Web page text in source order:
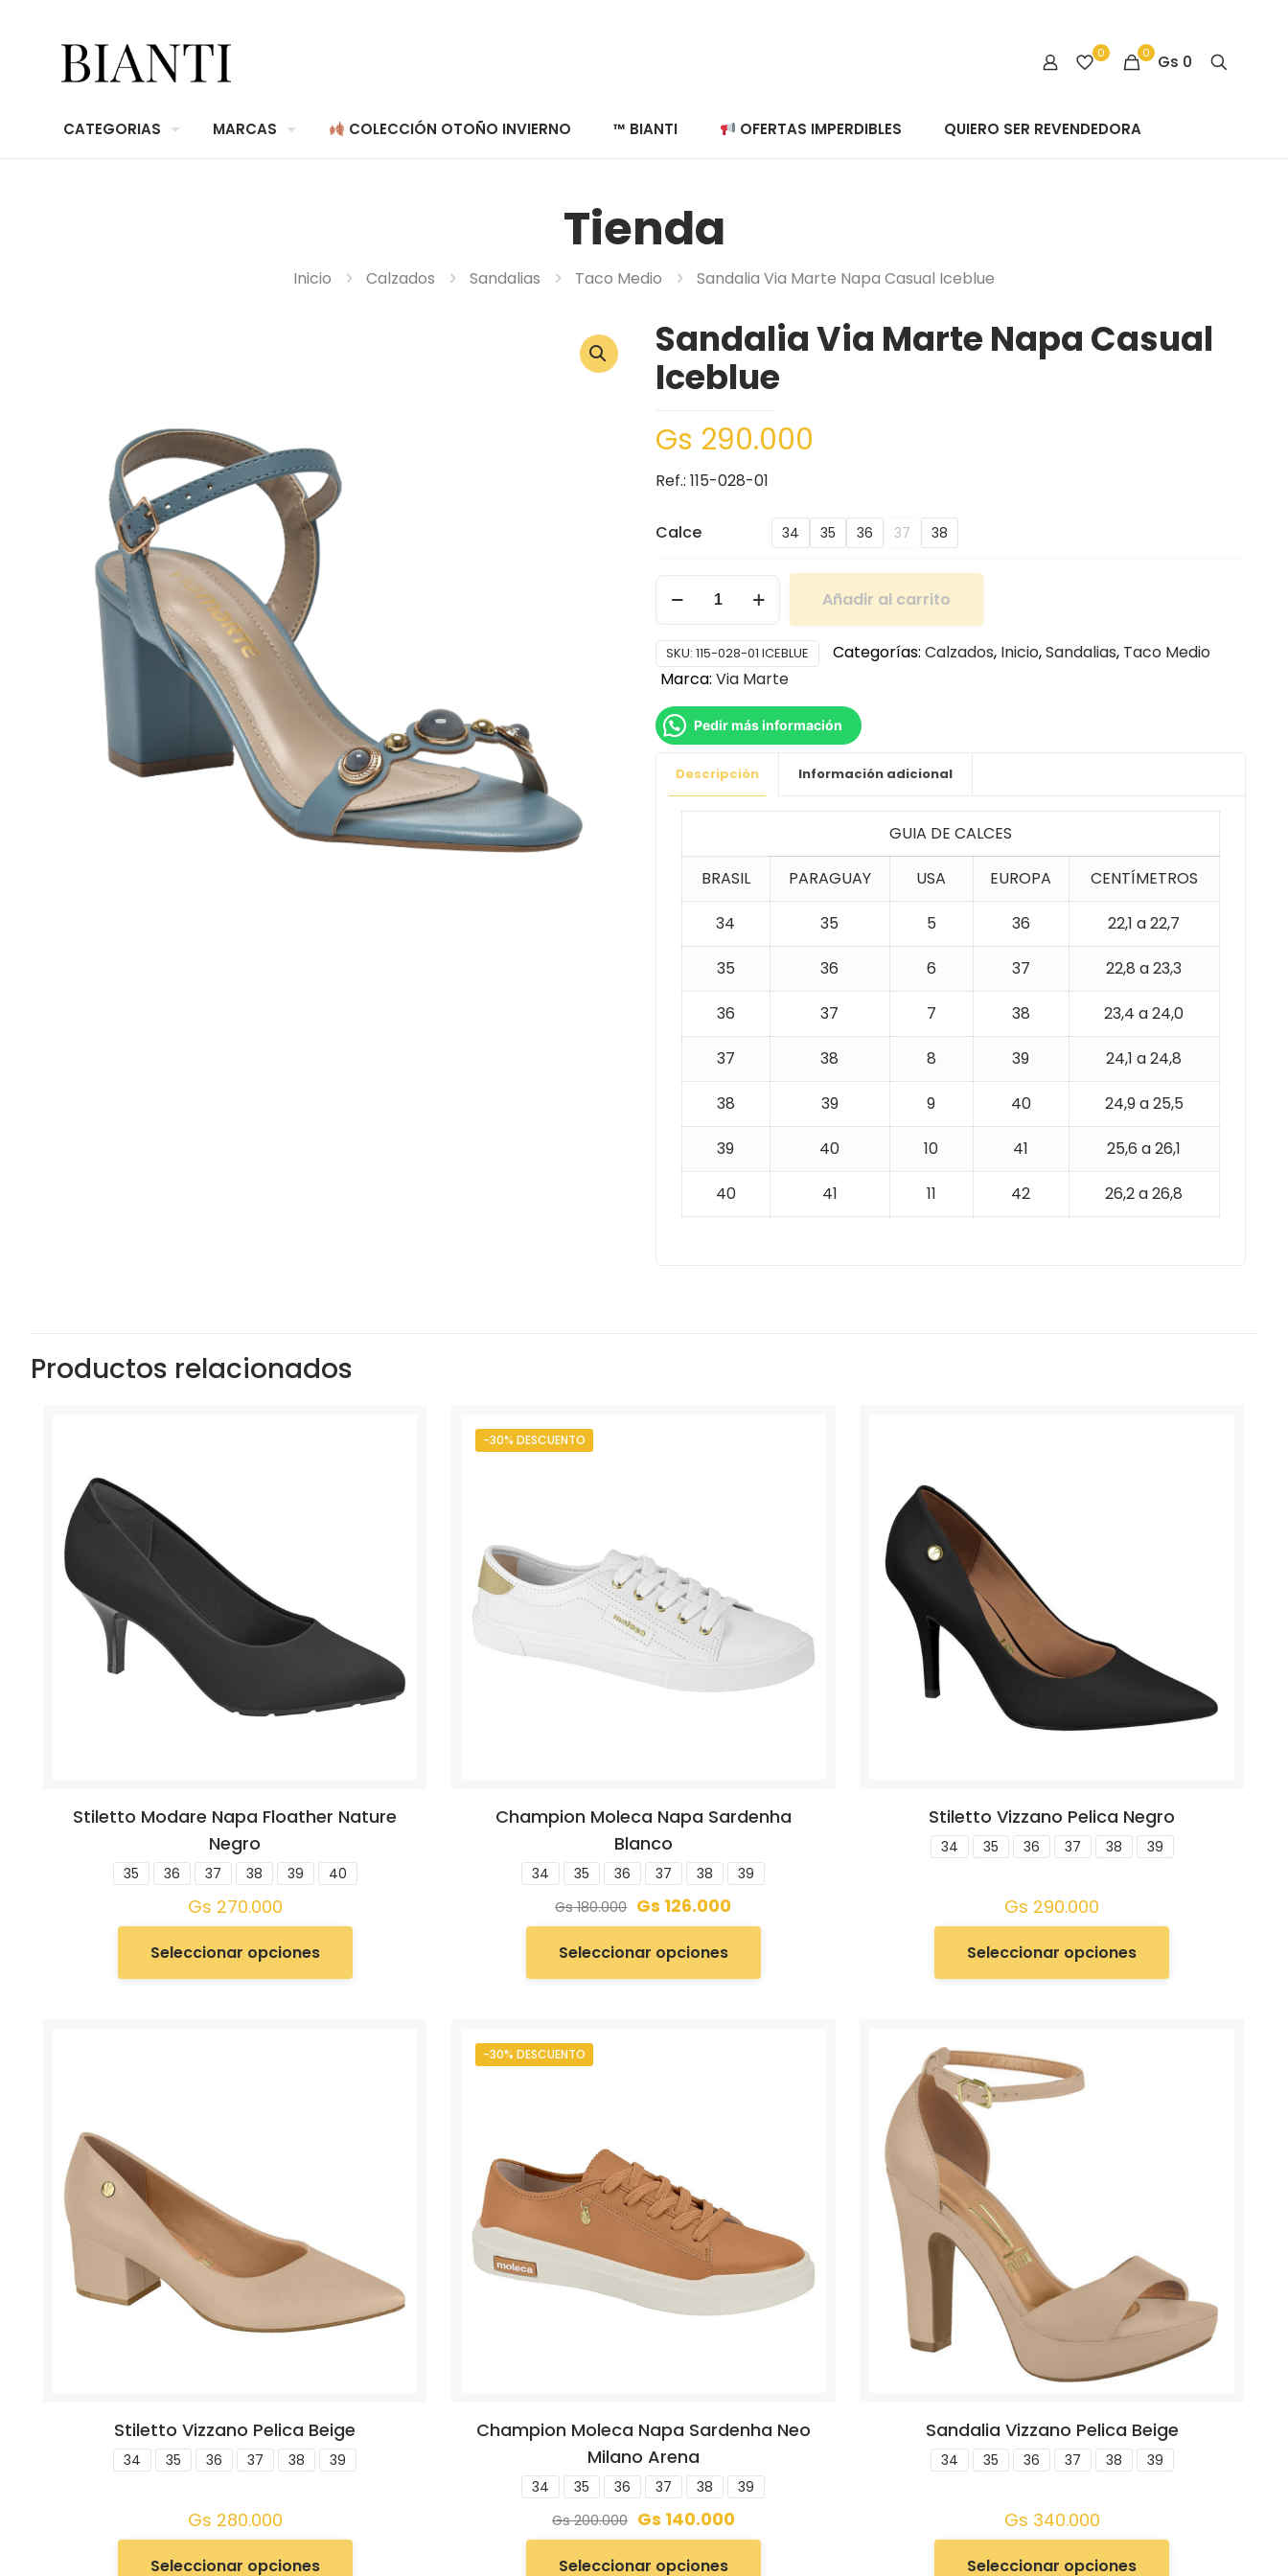
0 0 Gs 0
CATEGORIAS MARCAS COLECCIÓN OTOÑO INVIERNO ™ BIANTI OFERTAS IMPERDIBLES QUIERO SER REVENDEDORA
Tienda
Inicio Calzados Sandalias Taco Medio Sandalia Via Marte Napa Casual Iceblue
Sandalia Via Marte Napa Casual
Iceblue
Gs 290.000
Ref.: 115-028-01
Calce 34 35 36 37 38
Añadir al carrito
SKU: 115-028-01 ICEBLUE Categorías: Calzados, Inicio,Sandalias, Taco Medio
Marca: Via Marte
Pedir más información
Descripción Información adicional
GUIA DE CALCES
BRASIL PARAGUAY USA EUROPA CENTÍMETROS
34 35 5 36 22,1 a 22,7
35 36 6 37 22,8 a 23,3
36 37 7 38 23,4 a 24,0
37 38 8 39 24,1 a 24,8
38 39 9 40 24,9 a 25,5
39 40 10 41 25,6 a 26,1
40 41 11 42 26,2 a 26,8
Productos relacionados
Stiletto Modare Napa Floather Nature
Negro
35 36 37 38 39 40
Gs 270.000
Seleccionar opciones
-30% DESCUENTO
Champion Moleca Napa Sardenha
Blanco
34 35 36 37 38
39
Gs180.000 Gs 126.000
Seleccionar opciones
Stiletto Vizzano Pelica Negro
34 35 36 37 38 39
Gs 290.000
Seleccionar opciones
Stiletto Vizzano Pelica Beige
34 35 36 37 38 39
Gs 280.000
Seleccionar opciones
-30% DESCUENTO
Champion Moleca Napa Sardenha Neo
Milano Arena
34 35 36 37 38
39
Gs200.000 Gs 140.000
Seleccionar opciones
Sandalia Vizzano Pelica Beige
34 35 36 37 38 39
Gs 340.000
Seleccionar opciones